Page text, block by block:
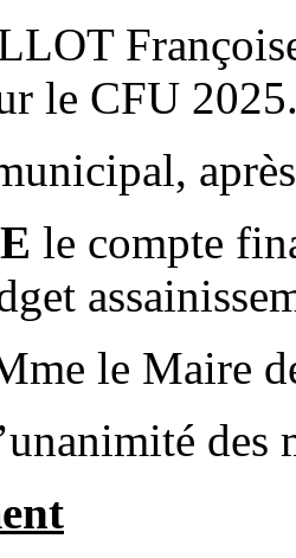
le CFU
le compte
le Maire
des